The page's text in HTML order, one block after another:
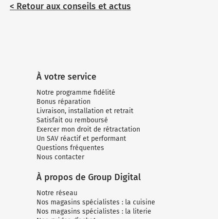
< Retour aux conseils et actus
À votre service
Notre programme fidélité
Bonus réparation
Livraison, installation et retrait
Satisfait ou remboursé
Exercer mon droit de rétractation
Un SAV réactif et performant
Questions fréquentes
Nous contacter
À propos de Group Digital
Notre réseau
Nos magasins spécialistes : la cuisine
Nos magasins spécialistes : la literie